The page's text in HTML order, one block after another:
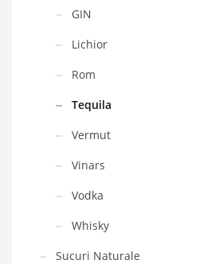
GIN
Lichior
Rom
Tequila
Vermut
Vinars
Vodka
Whisky
Sucuri Naturale